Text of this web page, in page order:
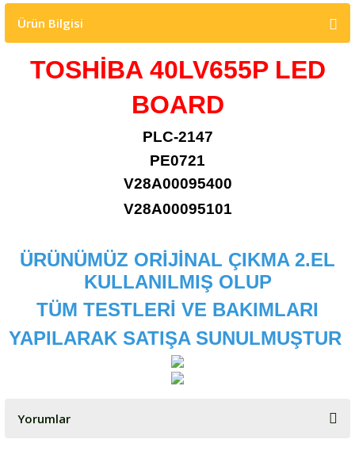
Ürün Bilgisi
TOSHİBA 40LV655P LED
BOARD
PLC-2147
PE0721
V28A00095400
V28A00095101
ÜRÜNÜMÜZ ORİJİNAL ÇIKMA 2.EL
KULLANILMIŞ OLUP
TÜM TESTLERİ VE BAKIMLARI
YAPILARAK SATIŞA SUNULMUŞTUR
Yorumlar